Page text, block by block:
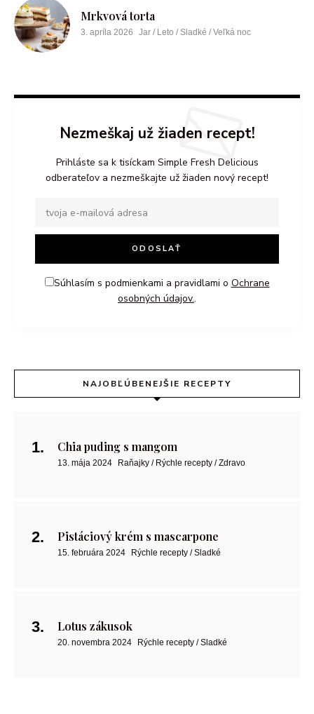
Mrkvová torta
3. apríla 2026 Jar / Leto / Sladké / Veľká noc
Nezmeškaj už žiaden recept!
Prihláste sa k tisíckam Simple Fresh Delicious
odberateľov a nezmeškajte už žiaden nový recept!
Súhlasím s podmienkami a pravidlami o Ochrane
osobných údajov..
NAJOBĽÚBENEJŠIE RECEPTY
Chia puding s mangom
13. mája 2024 Raňajky / Rýchle recepty / Zdravo
Pistáciový krém s mascarpone
15. februára 2024 Rýchle recepty / Sladké
Lotus zákusok
20. novembra 2024 Rýchle recepty / Sladké